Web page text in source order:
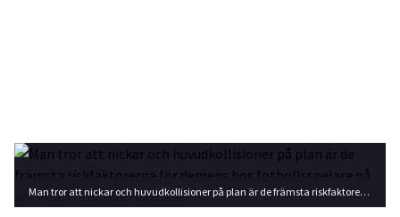
Man tror att nickar och huvudkollisioner på plan är de främsta riskfaktorerna för demens hos fotbollsspelare på elitnivå. Foto: Shutterstock